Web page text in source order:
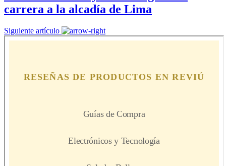
carrera a la alcadía de Lima
Siguiente artículo